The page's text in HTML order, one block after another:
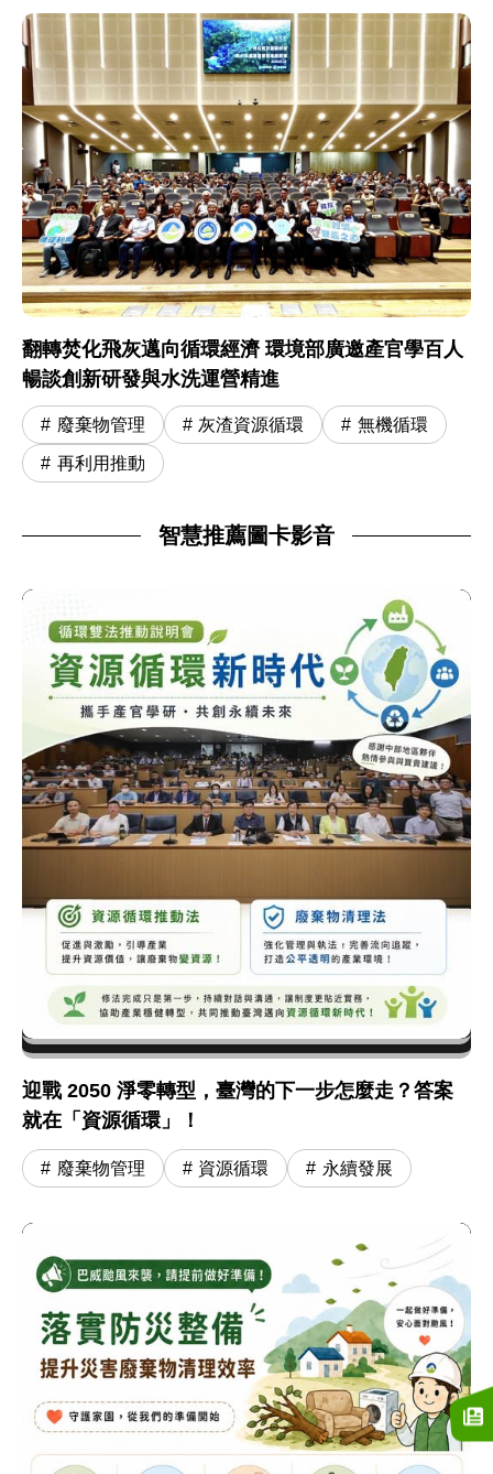
翻轉焚化飛灰邁向循環經濟 環境部廣邀產官學百人
暢談創新研發與水洗運營精進
廢棄物管理 灰渣資源循環 無機循環
再利用推動
智慧推薦圖卡影音
迎戰 2050 淨零轉型，臺灣的下一步怎麼走？答案
就在「資源循環」！
廢棄物管理 資源循環 永續發展